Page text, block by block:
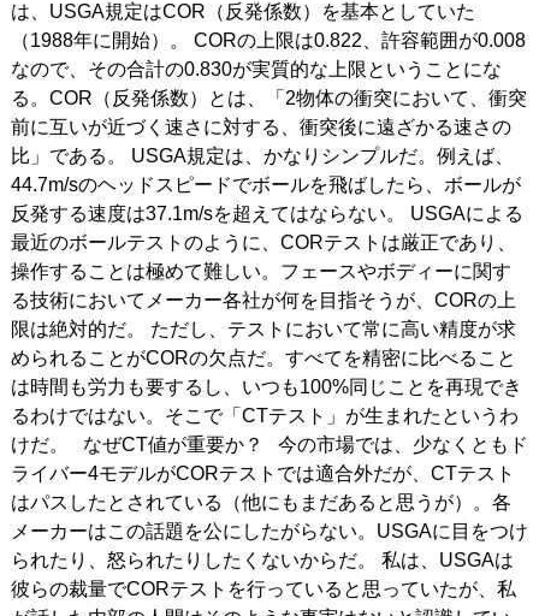
は、USGA規定はCOR（反発係数）を基本としていた
（1988年に開始）。 CORの上限は0.822、許容範囲が0.008
なので、その合計の0.830が実質的な上限ということにな
る。COR（反発係数）とは、「2物体の衝突において、衝突
前に互いが近づく速さに対する、衝突後に遠ざかる速さの
比」である。 USGA規定は、かなりシンプルだ。例えば、
44.7m/sのヘッドスピードでボールを飛ばしたら、ボールが
反発する速度は37.1m/sを超えてはならない。 USGAによる
最近のボールテストのように、CORテストは厳正であり、
操作することは極めて難しい。フェースやボディーに関す
る技術においてメーカー各社が何を目指そうが、CORの上
限は絶対的だ。 ただし、テストにおいて常に高い精度が求
められることがCORの欠点だ。すべてを精密に比べること
は時間も労力も要するし、いつも100%同じことを再現でき
るわけではない。そこで「CTテスト」が生まれたというわ
けだ。 なぜCT値が重要か？ 今の市場では、少なくともド
ライバー4モデルがCORテストでは適合外だが、CTテスト
はパスしたとされている（他にもまだあると思うが）。各
メーカーはこの話題を公にしたがらない。USGAに目をつけ
られたり、怒られたりしたくないからだ。 私は、USGAは
彼らの裁量でCORテストを行っていると思っていたが、私